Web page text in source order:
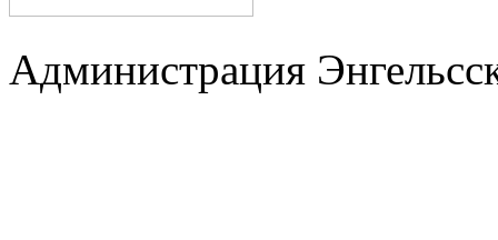
Администрация